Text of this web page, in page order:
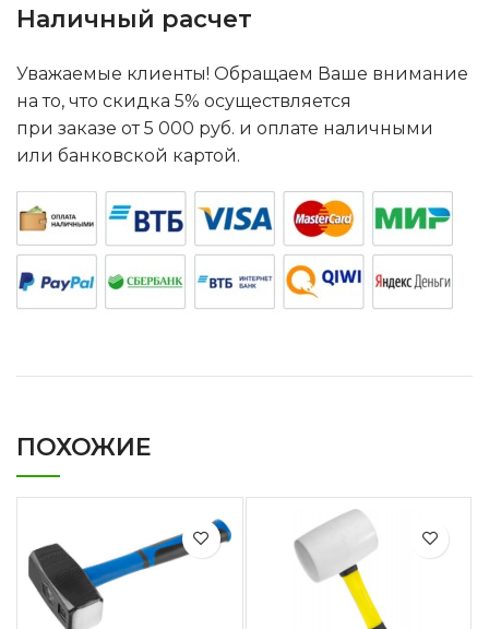
Наличный расчет
Уважаемые клиенты! Обращаем Ваше внимание
на то, что скидка 5% осуществляется
при заказе от 5 000 руб. и оплате наличными
или банковской картой.
ПОХОЖИЕ